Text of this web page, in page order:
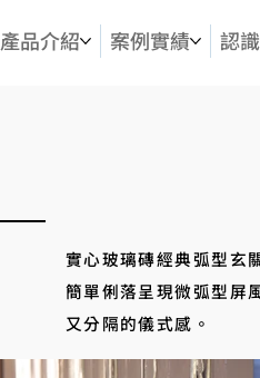
產品介紹 案例實績 認
實心玻璃磚經典弧型玄
簡單俐落呈現微弧型屏
又分隔的儀式感。